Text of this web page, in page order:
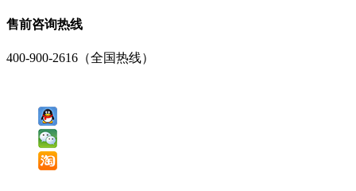
售前咨询热线
400-900-2616（全国热线）